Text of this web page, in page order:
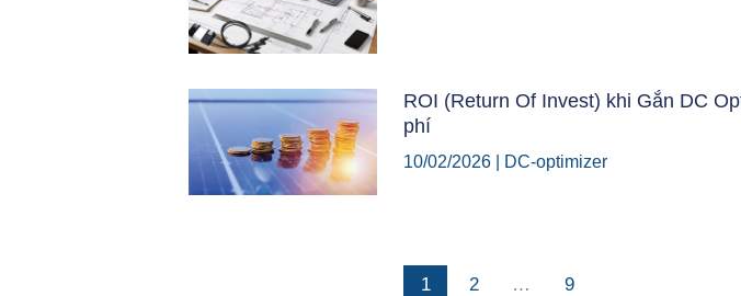
ROI (Return Of Invest) khi Gắn DC
phí
10/02/2026 DC-optimizer
1 2 … 9